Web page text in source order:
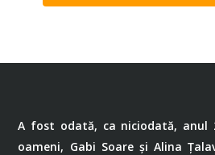
A fost odată, ca niciodată, anul
oameni, Gabi Soare și Alina